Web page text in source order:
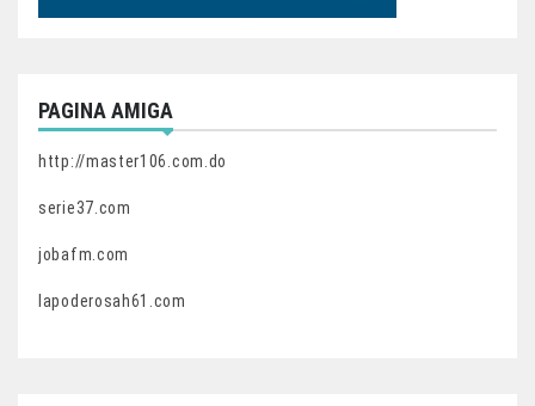
PAGINA AMIGA
http://master106.com.do
serie37.com
jobafm.com
lapoderosah61.com